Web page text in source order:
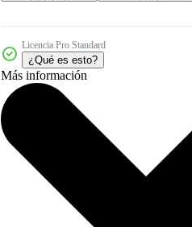
Licencia Pro Standard
¿Qué es esto?
Más información